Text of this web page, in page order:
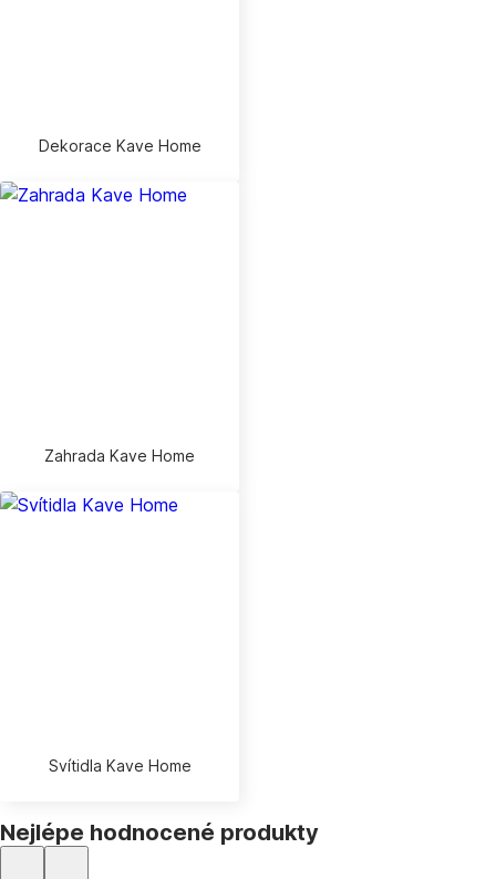
Dekorace Kave Home
Zahrada Kave Home
Svítidla Kave Home
Nejlépe hodnocené produkty